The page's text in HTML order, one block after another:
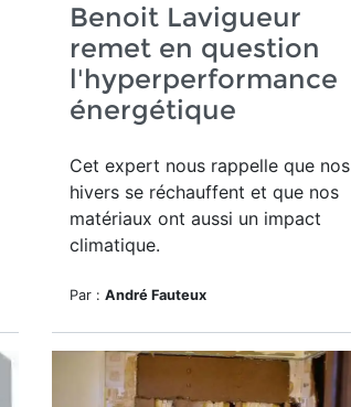
Benoit Lavigueur
remet en question
l'hyperperformance
énergétique
Cet expert nous rappelle que nos
hivers se réchauffent et que nos
matériaux ont aussi un impact
climatique.
Par : André Fauteux